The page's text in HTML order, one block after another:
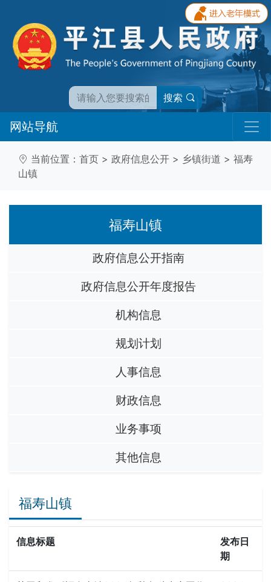
搜索
网站导航
当前位置： 首页 > 政府信息公开 > 乡镇街道 > 福寿
山镇
福寿山镇
政府信息公开指南
政府信息公开年度报告
机构信息
规划计划
人事信息
财政信息
业务事项
其他信息
福寿山镇
信息标题
发布日
期